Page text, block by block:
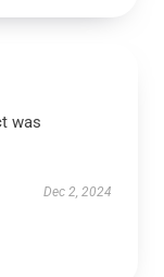
was
Dec 2, 2024